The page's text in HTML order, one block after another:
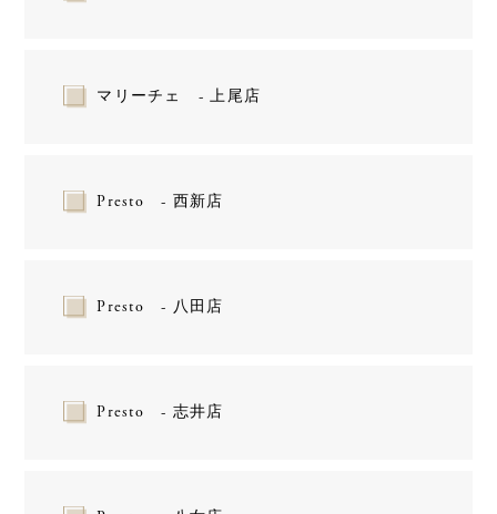
マリーチェ - 上尾店
Presto - 西新店
Presto - 八田店
Presto - 志井店